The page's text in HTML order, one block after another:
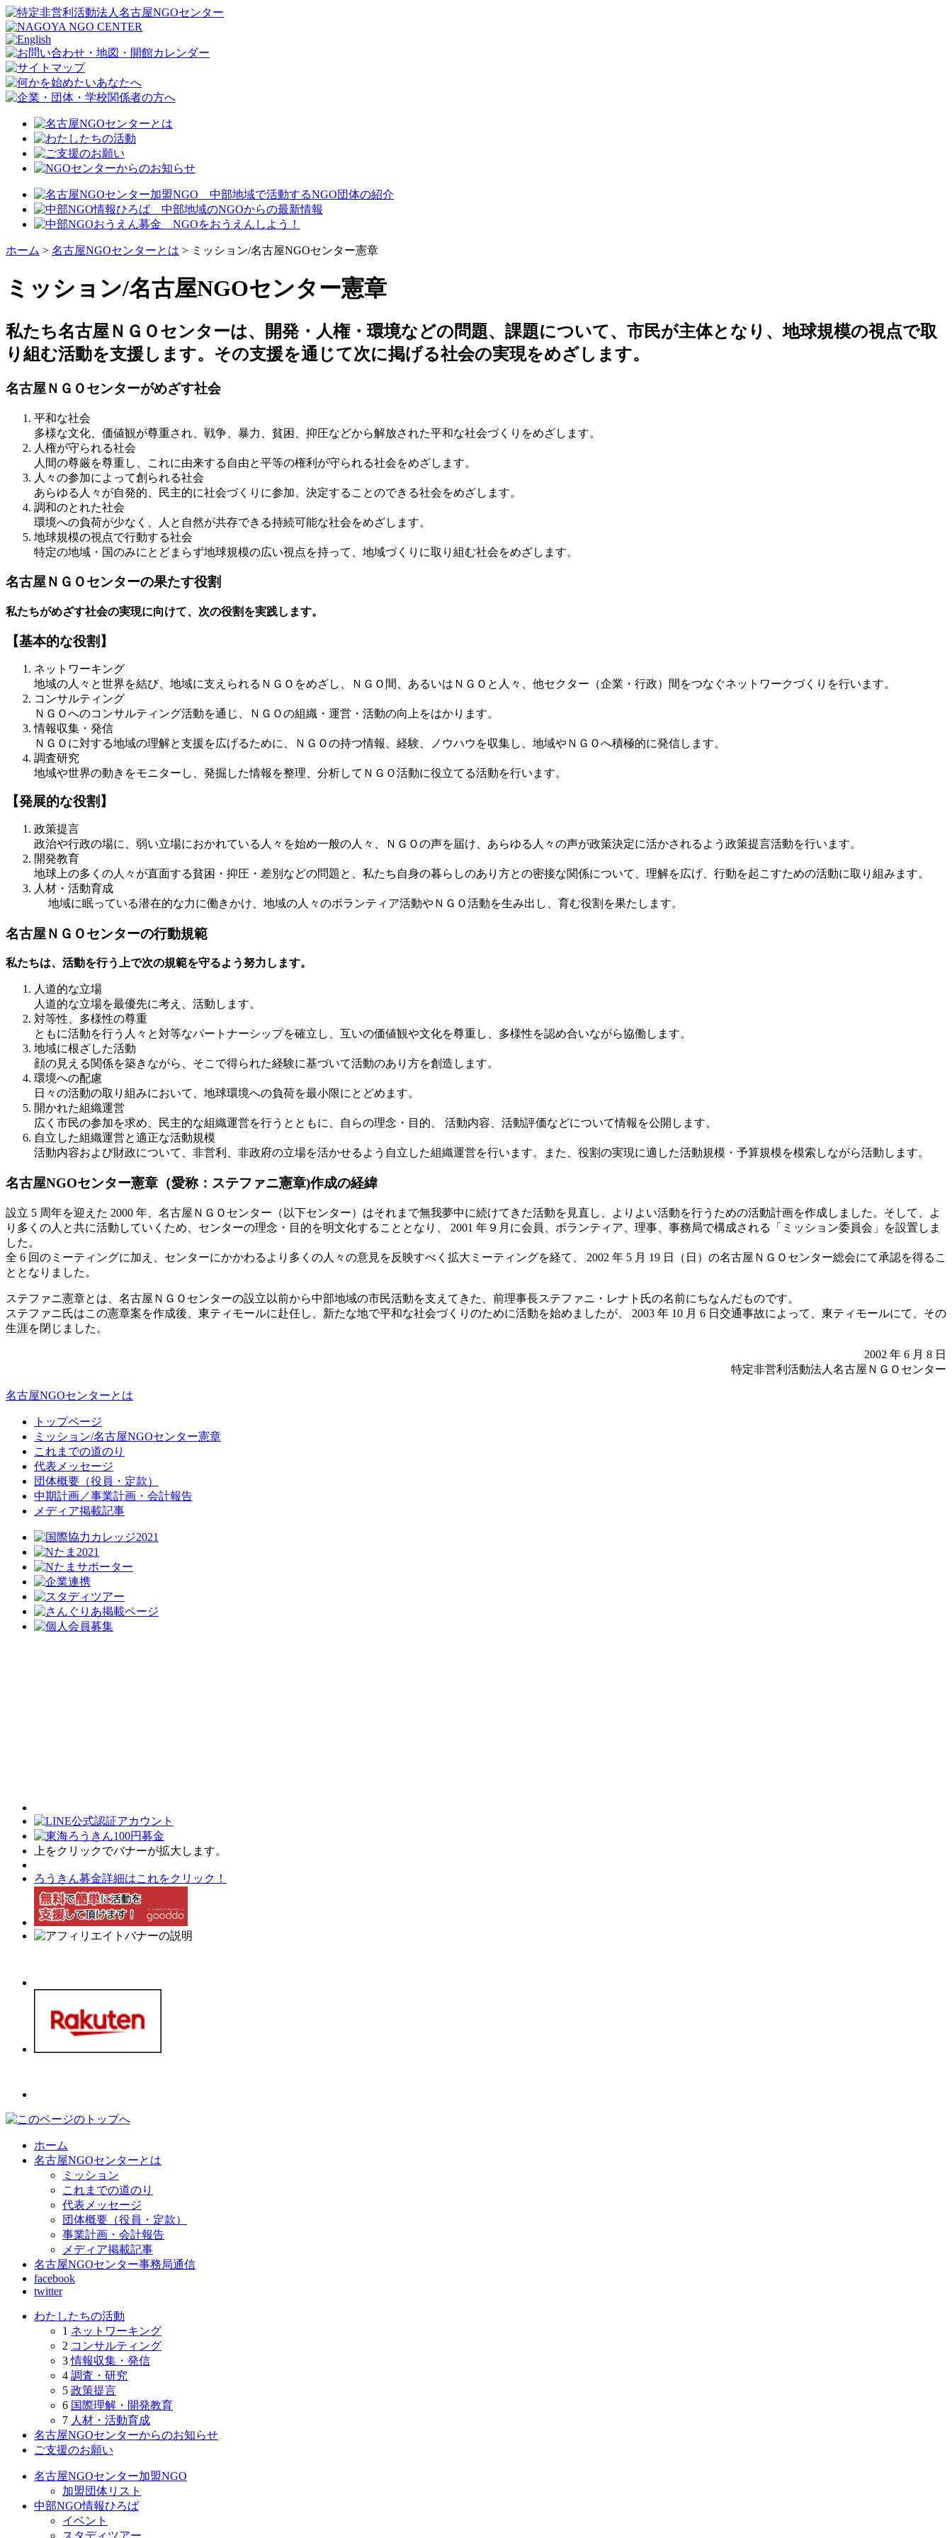
ホーム > 名古屋NGOセンターとは > ミッション/名古屋NGOセンター憲章
ミッション/名古屋NGOセンター憲章
私たち名古屋ＮＧＯセンターは、開発・人権・環境などの問題、課題について、市民が主体となり、地球規模の視点で取
り組む活動を支援します。その支援を通じて次に掲げる社会の実現をめざします。
名古屋ＮＧＯセンターがめざす社会
平和な社会
多様な文化、価値観が尊重され、戦争、暴力、貧困、抑圧などから解放された平和な社会づくりをめざします。
人権が守られる社会
人間の尊厳を尊重し、これに由来する自由と平等の権利が守られる社会をめざします。
人々の参加によって創られる社会
あらゆる人々が自発的、民主的に社会づくりに参加、決定することのできる社会をめざします。
調和のとれた社会
環境への負荷が少なく、人と自然が共存できる持続可能な社会をめざします。
地球規模の視点で行動する社会
特定の地域・国のみにとどまらず地球規模の広い視点を持って、地域づくりに取り組む社会をめざします。
名古屋ＮＧＯセンターの果たす役割
私たちがめざす社会の実現に向けて、次の役割を実践します。
【基本的な役割】
ネットワーキング
地域の人々と世界を結び、地域に支えられるＮＧＯをめざし、ＮＧＯ間、あるいはＮＧＯと人々、他セクター（企業・行政）間をつなぐネットワークづくりを行います。
コンサルティング
ＮＧＯへのコンサルティング活動を通じ、ＮＧＯの組織・運営・活動の向上をはかります。
情報収集・発信
ＮＧＯに対する地域の理解と支援を広げるために、ＮＧＯの持つ情報、経験、ノウハウを収集し、地域やＮＧＯへ積極的に発信します。
調査研究
地域や世界の動きをモニターし、発掘した情報を整理、分析してＮＧＯ活動に役立てる活動を行います。
【発展的な役割】
政策提言
政治や行政の場に、弱い立場におかれている人々を始め一般の人々、ＮＧＯの声を届け、あらゆる人々の声が政策決定に活かされるよう政策提言活動を行います。
開発教育
地球上の多くの人々が直面する貧困・抑圧・差別などの問題と、私たち自身の暮らしのあり方との密接な関係について、理解を広げ、行動を起こすための活動に取り組みます。
人材・活動育成
地域に眠っている潜在的な力に働きかけ、地域の人々のボランティア活動やＮＧＯ活動を生み出し、育む役割を果たします。
名古屋ＮＧＯセンターの行動規範
私たちは、活動を行う上で次の規範を守るよう努力します。
人道的な立場
人道的な立場を最優先に考え、活動します。
対等性、多様性の尊重
ともに活動を行う人々と対等なパートナーシップを確立し、互いの価値観や文化を尊重し、多様性を認め合いながら協働します。
地域に根ざした活動
顔の見える関係を築きながら、そこで得られた経験に基づいて活動のあり方を創造します。
環境への配慮
日々の活動の取り組みにおいて、地球環境への負荷を最小限にとどめます。
開かれた組織運営
広く市民の参加を求め、民主的な組織運営を行うとともに、自らの理念・目的、 活動内容、活動評価などについて情報を公開します。
自立した組織運営と適正な活動規模
活動内容および財政について、非営利、非政府の立場を活かせるよう自立した組織運営を行います。また、役割の実現に適した活動規模・予算規模を模索しながら活動します。
名古屋NGOセンター憲章（愛称：ステファニ憲章)作成の経緯
設立 5 周年を迎えた 2000 年、名古屋ＮＧＯセンター（以下センター）はそれまで無我夢中に続けてきた活動を見直し、よりよい活動を行うための活動計画を作成しました。そして、よ
り多くの人と共に活動していくため、センターの理念・目的を明文化することとなり、 2001 年９月に会員、ボランティア、理事、事務局で構成される「ミッション委員会」を設置しま
した。
全 6 回のミーティングに加え、センターにかかわるより多くの人々の意見を反映すべく拡大ミーティングを経て、 2002 年 5 月 19 日（日）の名古屋ＮＧＯセンター総会にて承認を得るこ
ととなりました。
ステファニ憲章とは、名古屋ＮＧＯセンターの設立以前から中部地域の市民活動を支えてきた、前理事長ステファニ・レナト氏の名前にちなんだものです。
ステファニ氏はこの憲章案を作成後、東ティモールに赴任し、新たな地で平和な社会づくりのために活動を始めましたが、 2003 年 10 月 6 日交通事故によって、東ティモールにて、その
生涯を閉じました。
2002 年 6 月 8 日
特定非営利活動法人名古屋ＮＧＯセンター
名古屋NGOセンターとは
トップページ
ミッション/名古屋NGOセンター憲章
これまでの道のり
代表メッセージ
団体概要（役員・定款）
中期計画／事業計画・会計報告
メディア掲載記事
上をクリックでバナーが拡大します。
ろうきん募金詳細はこれをクリック！
ホーム
名古屋NGOセンターとは
ミッション
これまでの道のり
代表メッセージ
団体概要（役員・定款）
事業計画・会計報告
メディア掲載記事
名古屋NGOセンター事務局通信
facebook
twitter
わたしたちの活動
1 ネットワーキング
2 コンサルティング
3 情報収集・発信
4 調査・研究
5 政策提言
6 国際理解・開発教育
7 人材・活動育成
名古屋NGOセンターからのお知らせ
ご支援のお願い
名古屋NGOセンター加盟NGO
加盟団体リスト
中部NGO情報ひろば
イベント
スタディツアー